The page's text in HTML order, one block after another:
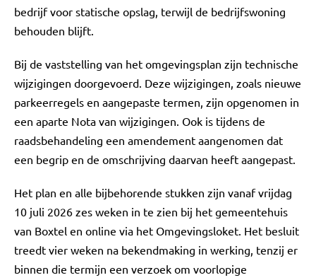
bedrijf voor statische opslag, terwijl de bedrijfswoning
behouden blijft.
Bij de vaststelling van het omgevingsplan zijn technische
wijzigingen doorgevoerd. Deze wijzigingen, zoals nieuwe
parkeerregels en aangepaste termen, zijn opgenomen in
een aparte Nota van wijzigingen. Ook is tijdens de
raadsbehandeling een amendement aangenomen dat
een begrip en de omschrijving daarvan heeft aangepast.
Het plan en alle bijbehorende stukken zijn vanaf vrijdag
10 juli 2026 zes weken in te zien bij het gemeentehuis
van Boxtel en online via het Omgevingsloket. Het besluit
treedt vier weken na bekendmaking in werking, tenzij er
binnen die termijn een verzoek om voorlopige